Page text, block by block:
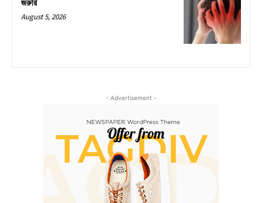
জরুরি
August 5, 2026
- Advertisement -